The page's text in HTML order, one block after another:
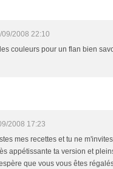
09/2008 22:10
couleurs pour un flan bien
2008 17:23
mes recettes et tu ne
appétissante ta version et
que vous vous êtes